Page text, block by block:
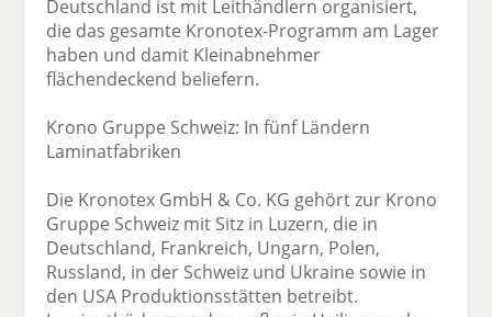
Deutschland ist mit Leithändlern organisiert,
die das gesamte Kronotex-Programm am Lager
haben und damit Kleinabnehmer
flächendeckend beliefern.
Krono Gruppe Schweiz: In fünf Ländern
Laminatfabriken
Die Kronotex GmbH & Co. KG gehört zur Krono
Gruppe Schweiz mit Sitz in Luzern, die in
Deutschland, Frankreich, Ungarn, Polen,
Russland, in der Schweiz und Ukraine sowie in
den USA Produktionsstätten betreibt.